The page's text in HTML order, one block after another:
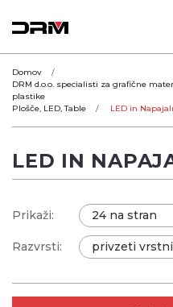
Domov
DRM d.o.o. specialisti za grafične
plastike
Plošče, LED, Table
LED in
LED IN
Prikaži:
Razvrsti: